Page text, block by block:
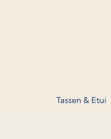
Tassen & Etui